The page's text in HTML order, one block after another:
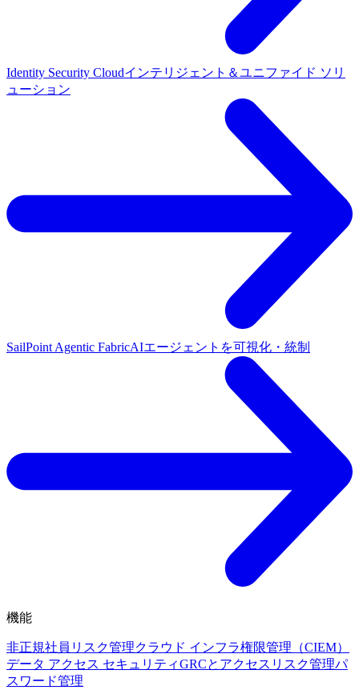
Identity Security Cloudインテリジェント＆ユニファイド ソリ
ューション
SailPoint Agentic FabricAIエージェントを可視化・統制
機能
非正規社員リスク管理クラウド インフラ権限管理（CIEM）
データ アクセス セキュリティGRCとアクセスリスク管理パ
スワード管理